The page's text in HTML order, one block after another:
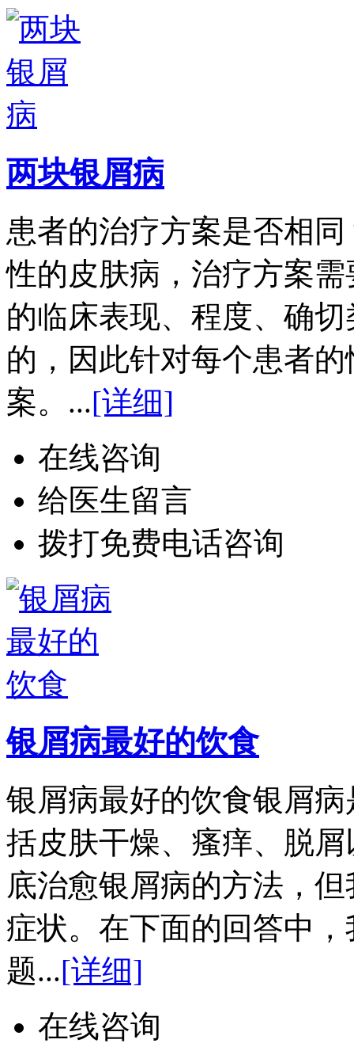
两块银屑病
患者的治疗方案是否相
性的皮肤病，治疗方案
的临床表现、程度、确
的，因此针对每个患者
案。...[详细]
在线咨询
给医生留言
拨打免费电话咨询
银屑病最好的饮食
银屑病最好的饮食银屑
括皮肤干燥、瘙痒、脱
底治愈银屑病的方法，
症状。在下面的回答中
题...[详细]
在线咨询